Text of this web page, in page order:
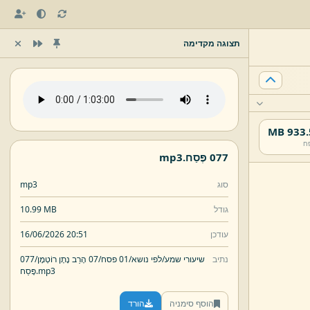
933.5
תצוגה מקדימה
077 פֶּסַח. mp3
סוג mp3
גודל 10.99 MB
עודכן 16/06/2026 20:51
נתיב שיעורי שמע/לפי נושא/01 פסח/ 07 הָרַב נָתָן רוֹטְמָן/
077
פֶּסַח.mp3
הוסף סימניה הורד